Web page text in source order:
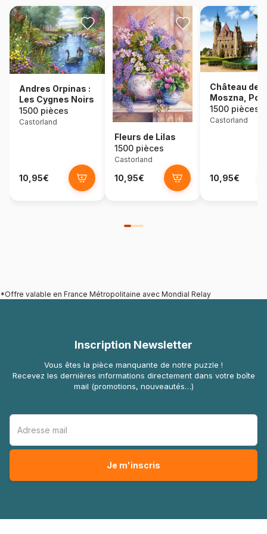
Andres Orpinas :
Les Cygnes Noirs
1500 pièces
Castorland
10,95€
Fleurs de Lilas
1500 pièces
Castorland
10,95€
Château de
Moszna,
1500 pièces
Castorland
10,95€
*Offre valable en France Métropolitaine avec Mondial Relay
Inscription Newsletter
Vous êtes la pièce manquante de notre puzzle !
Recevez les dernières informations directement dans votre boîte
mail (promotions, nouveautés…)